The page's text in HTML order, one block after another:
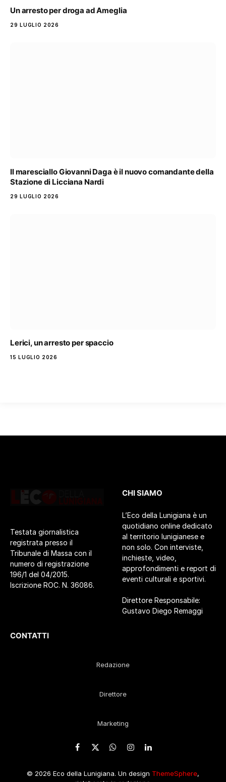
Un arresto per droga ad Ameglia
29 LUGLIO 2026
Il maresciallo Giovanni Daga è il nuovo comandante della
Stazione di Licciana Nardi
29 LUGLIO 2026
Lerici, un arresto per spaccio
15 LUGLIO 2026
Testata giornalistica
registrata presso il
Tribunale di Massa con il
numero di registrazione
196/1 del 04/2015.
Iscrizione ROC. N. 36086.
CHI SIAMO
L’Eco della Lunigiana è un
quotidiano online dedicato
al territorio lunigianese e
non solo. Con interviste,
inchieste, video,
approfondimenti e report di
eventi culturali e sportivi.
Direttore Responsabile:
Gustavo Diego Remaggi
CONTATTI
Redazione
Direttore
Marketing
Facebook
X
WhatsApp
Instagram
LinkedIn
© 2026 Eco della Lunigiana. Un design ThemeSphere,